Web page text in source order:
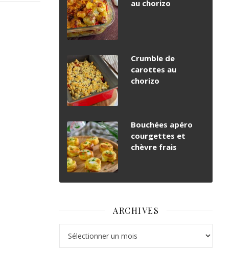
au chorizo
Crumble de
carottes au
chorizo
Bouchées apéro
courgettes et
chèvre frais
ARCHIVES